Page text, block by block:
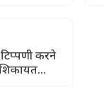
करने